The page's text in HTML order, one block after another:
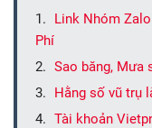
Link Nhóm
Phí
Sao băng, Mưa
Hằng số vũ trụ
Tài khoản